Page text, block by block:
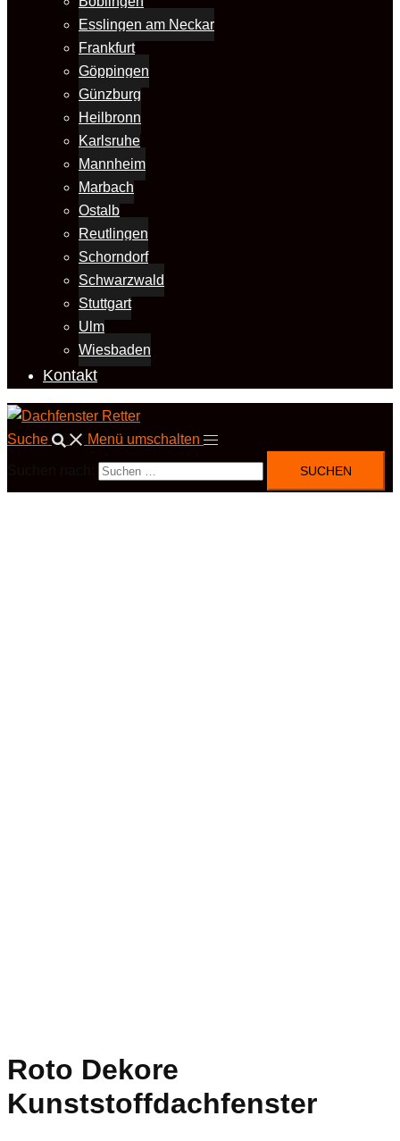
Esslingen am Neckar
Frankfurt
Göppingen
Günzburg
Heilbronn
Karlsruhe
Mannheim
Marbach
Ostalb
Reutlingen
Schorndorf
Schwarzwald
Stuttgart
Ulm
Wiesbaden
Kontakt
Suche Menü umschalten
Roto Dekore
Kunststoffdachfenster